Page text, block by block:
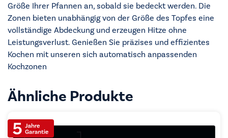
Größe Ihrer Pfannen an, sobald sie bedeckt werden. Die
Zonen bieten unabhängig von der Größe des Topfes eine
vollständige Abdeckung und erzeugen Hitze ohne
Leistungsverlust. Genießen Sie präzises und effizientes
Kochen mit unseren sich automatisch anpassenden
Kochzonen
Ähnliche Produkte